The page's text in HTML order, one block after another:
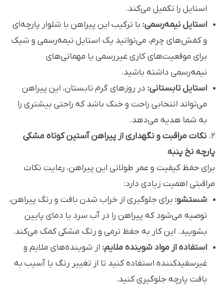
استایل را تکمیل می‌کند.
استایل نیمه‌رسمی: با ترکیب این پیراهن با شلوار پارچه‌ای
و کفش‌های چرم، می‌توانید یک استایل نیمه‌رسمی و شیک
برای موقعیت‌های کاری غیررسمی یا مهمانی‌های
نیمه‌رسمی داشته باشید.
استایل تابستانی: در روزهای گرم تابستان، این پیراهن
می‌تواند انتخابی راحت و خنک باشد که راحتی بیشتری را
به شما هدیه می‌دهد.
2. نکات مراقبت و نگهداری از پیراهن آستین کوتاه مشکی
پارچه نخ پنبه
برای حفظ کیفیت و عمر طولانی این پیراهن، رعایت نکات
مراقبتی اهمیت زیادی دارد:
شستشو: برای جلوگیری از خراب شدن بافت و رنگ پیراهن،
توصیه می‌شود که پیراهن را در آب سرد یا دمای پایین
بشویید. این کار به حفظ نرمی و رنگ مشکی کمک می‌کند.
استفاده از مواد شوینده ملایم: از شوینده‌های ملایم و
غیرسفیدکننده استفاده کنید تا از تغییر رنگ یا آسیب به
بافت پارچه جلوگیری کنید.